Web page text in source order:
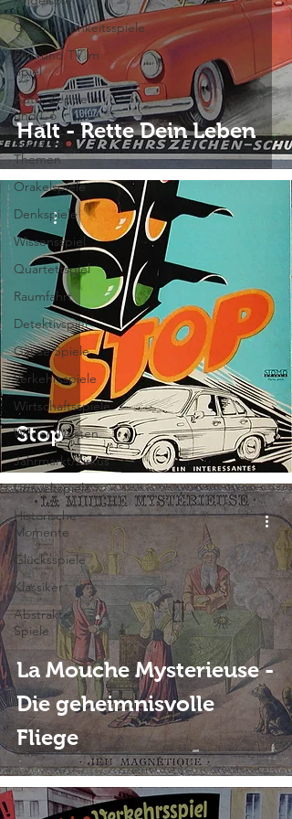
Geschicklichkeitsspiele
Film und TV im
Spiel
Auto, Zeppelin
und Co
Sonstige
Themen
Orakelspiele
Denkspiele
Wissensspiel
Quartettspiel
Raumfahrt
Detektivspiel
Gänse Spiele
Verkehrsspiele
Wirtschaftsspiele
Wilder Westen
Jahrmarkt/Zirkus
Umweltspiele
Historische
Momente
Glücksspiele
Klassiker
Abstrakte
Spiele
Halt - Rette Dein Leben
Stop
La Mouche Mysterieuse -
Die geheimnisvolle
Fliege